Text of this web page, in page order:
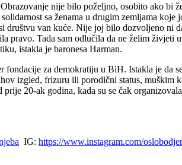
nije bilo poželjno, osobito ako bi
sa ženama u drugim zemljama
van kuće. Nije joj bilo dozvoljeno ni
Tada sam odlučila da ne želim živjeti
istakla je baronesa Harman.
za demokratiju u BiH. Istakla je da
izgled, frizuru ili porodični status, muškim
20-ak godina, kada su se čak
IG: https://www.instagram.com/